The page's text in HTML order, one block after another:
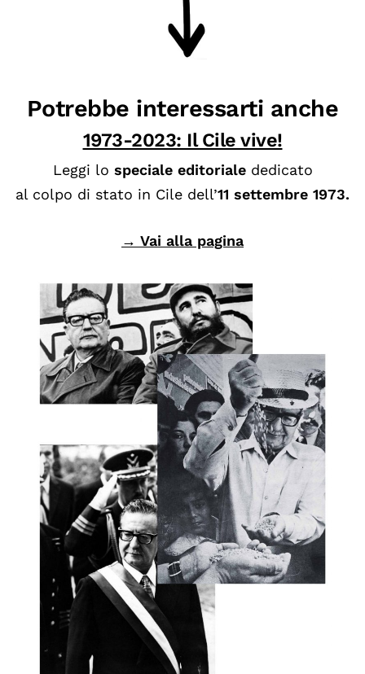
Potrebbe interessarti anche
1973-2023: Il Cile vive!
Leggi lo speciale editoriale dedicato
al colpo di stato in Cile dell’11 settembre 1973.
→ Vai alla pagina